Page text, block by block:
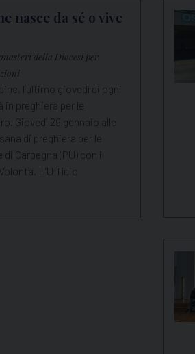
nasce da sé o vive
della Diocesi per
l’ultimo giovedì di ogni
preghiera per le
Giovedì 29 gennaio alle
di preghiera per le
Carpegna (PU) con i
L’Ufficio